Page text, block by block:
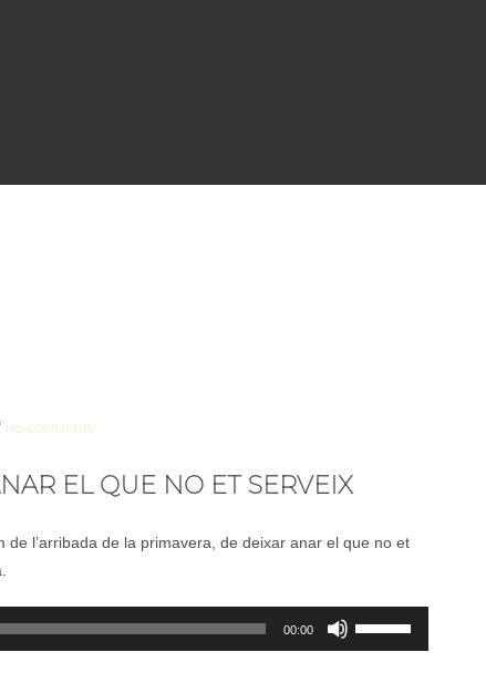
NO COMMENTS
EL QUE NO ET SERVEIX
l’arribada de la primavera, de deixar anar el que no et
00:00